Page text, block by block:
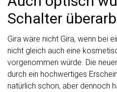
Schalter
Gira wäre nicht Gira, wenn bei
nicht gleich auch eine
vorgenommen würde. Die
durch ein hochwertiges
natürlich schon, aber dennoch